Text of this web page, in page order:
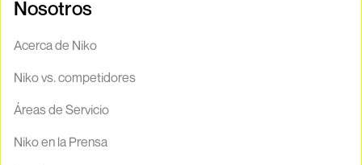
Nosotros
Acerca de Niko
Niko vs. competidores
Áreas de Servicio
Niko en la Prensa